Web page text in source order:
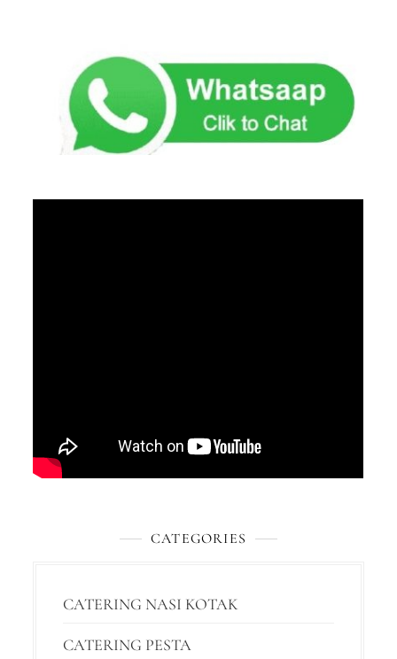
CATEGORIES
CATERING NASI KOTAK
CATERING PESTA